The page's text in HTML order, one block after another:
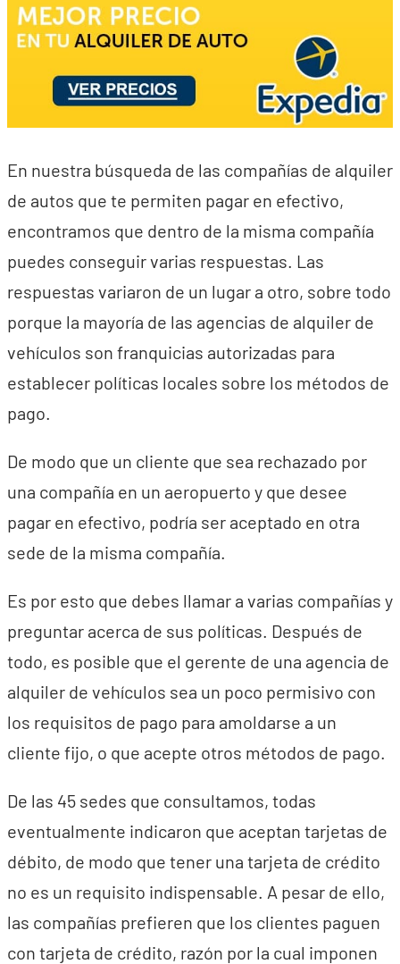
En nuestra búsqueda de las compañías de alquiler
de autos que te permiten pagar en efectivo,
encontramos que dentro de la misma compañía
puedes conseguir varias respuestas. Las
respuestas variaron de un lugar a otro, sobre todo
porque la mayoría de las agencias de alquiler de
vehículos son franquicias autorizadas para
establecer políticas locales sobre los métodos de
pago.
De modo que un cliente que sea rechazado por
una compañía en un aeropuerto y que desee
pagar en efectivo, podría ser aceptado en otra
sede de la misma compañía.
Es por esto que debes llamar a varias compañías y
preguntar acerca de sus políticas. Después de
todo, es posible que el gerente de una agencia de
alquiler de vehículos sea un poco permisivo con
los requisitos de pago para amoldarse a un
cliente fijo, o que acepte otros métodos de pago.
De las 45 sedes que consultamos, todas
eventualmente indicaron que aceptan tarjetas de
débito, de modo que tener una tarjeta de crédito
no es un requisito indispensable. A pesar de ello,
las compañías prefieren que los clientes paguen
con tarjeta de crédito, razón por la cual imponen